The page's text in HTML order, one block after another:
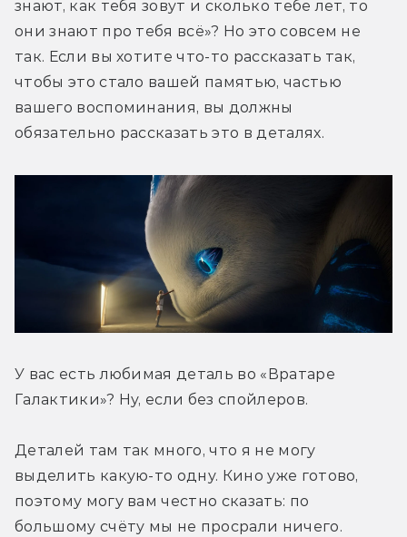
знают, как тебя зовут и сколько тебе лет, то
они знают про тебя всё»? Но это совсем не
так. Если вы хотите что-то рассказать так,
чтобы это стало вашей памятью, частью
вашего воспоминания, вы должны
обязательно рассказать это в деталях.
У вас есть любимая деталь во «Вратаре
Галактики»? Ну, если без спойлеров.
Деталей там так много, что я не могу
выделить какую-то одну. Кино уже готово,
поэтому могу вам честно сказать: по
большому счёту мы не просрали ничего.